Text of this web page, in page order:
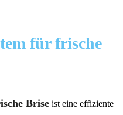
für frische
Brise ist eine effiziente